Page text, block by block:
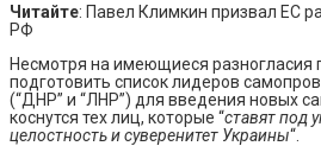
Читайте: Павел Климкин призвал ЕС
РФ
Несмотря на имеющиеся разногласия
подготовить список лидеров
(“ДНР” и “ЛНР”) для введения новых
коснутся тех лиц, которые “ставят под
целостность и суверенитет Украины“.